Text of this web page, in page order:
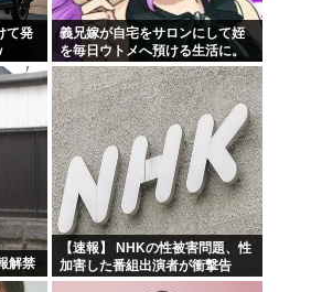
て発
義兄嫁が自宅をサロンにして姪
を毎日ウトメへ預ける生活に。
数年後、そのツケが一気に回っ
てきて…
解禁
【速報】 NHKの性被害問題、性
加害した番組出演者が衝撃告
白！